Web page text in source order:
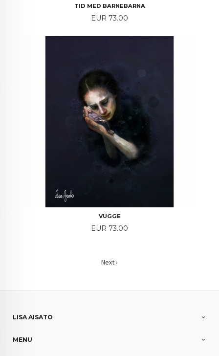
TID MED BARNEBARNA
Price
EUR 73.00
VUGGE
Price
EUR 73.00
Next ›
LISA AISATO
MENU